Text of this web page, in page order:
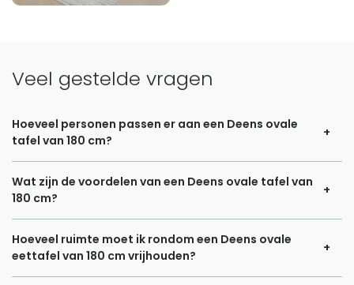
Veel gestelde vragen
Hoeveel personen passen er aan een Deens ovale
tafel van 180 cm?
efficiënt gebruik te maken van de beschikbare ruimte,
zonder in te leveren op comfort. In de praktijk betekent dit
dat er doorgaans vier tot zes personen aan plaats kunnen
nemen. Vier stoelen passen ruim rondom de tafel,
Wat zijn de voordelen van een Deens ovale tafel van
180 cm?
van 180 cm is de ruimtelijkheid die de vorm creëert.
Doordat de hoeken afgerond zijn, oogt de tafel minder
Hoeveel ruimte moet ik rondom een Deens ovale
eettafel van 180 cm vrijhouden?